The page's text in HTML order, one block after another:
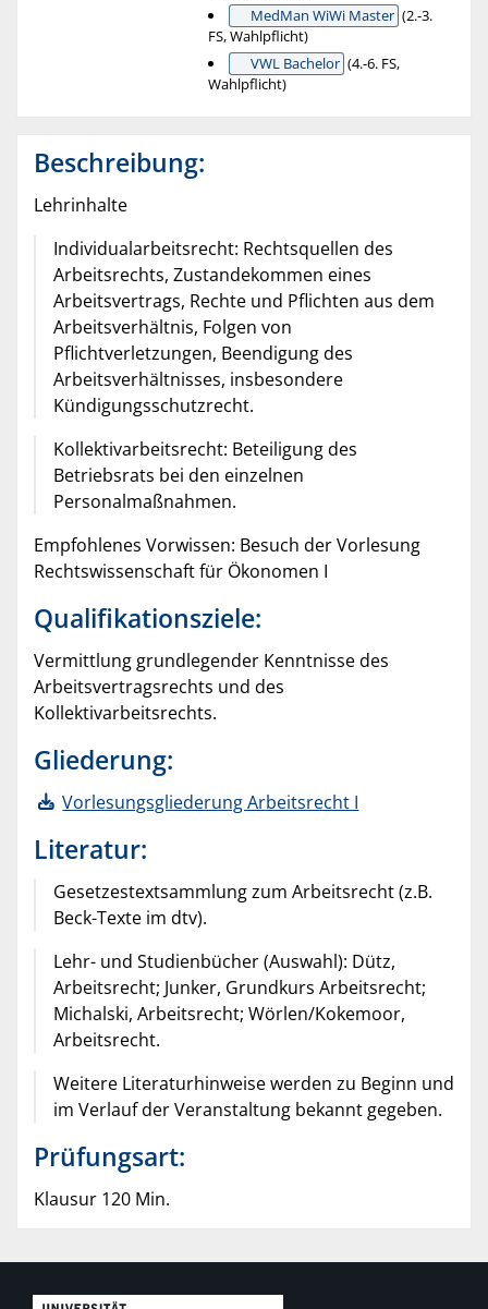
MedMan WiWi Master (2.-3.
FS, Wahlpflicht)
VWL Bachelor (4.-6. FS,
Wahlpflicht)
Beschreibung:
Lehrinhalte
Individualarbeitsrecht: Rechtsquellen des
Arbeitsrechts, Zustandekommen eines
Arbeitsvertrags, Rechte und Pflichten aus dem
Arbeitsverhältnis, Folgen von
Pflichtverletzungen, Beendigung des
Arbeitsverhältnisses, insbesondere
Kündigungsschutzrecht.
Kollektivarbeitsrecht: Beteiligung des
Betriebsrats bei den einzelnen
Personalmaßnahmen.
Empfohlenes Vorwissen: Besuch der Vorlesung
Rechtswissenschaft für Ökonomen I
Qualifikationsziele:
Vermittlung grundlegender Kenntnisse des
Arbeitsvertragsrechts und des
Kollektivarbeitsrechts.
Gliederung:
Vorlesungsgliederung Arbeitsrecht I
Literatur:
Gesetzestextsammlung zum Arbeitsrecht (z.B.
Beck-Texte im dtv).
Lehr- und Studienbücher (Auswahl): Dütz,
Arbeitsrecht; Junker, Grundkurs Arbeitsrecht;
Michalski, Arbeitsrecht; Wörlen/Kokemoor,
Arbeitsrecht.
Weitere Literaturhinweise werden zu Beginn und
im Verlauf der Veranstaltung bekannt gegeben.
Prüfungsart:
Klausur 120 Min.